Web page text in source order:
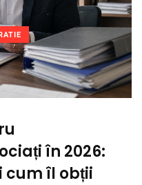
în 2026:
cum îl obții